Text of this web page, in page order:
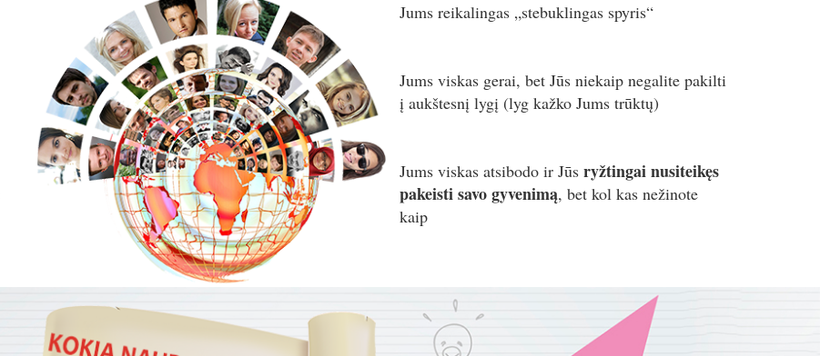
Jums reikalingas „stebuklingas spyris“
Jums viskas gerai, bet Jūs niekaip negalite pakilti
į aukštesnį lygį (lyg kažko Jums trūktų)
Jums viskas atsibodo ir Jūs ryžtingai nusiteikęs
pakeisti savo gyvenimą, bet kol kas nežinote
kaip